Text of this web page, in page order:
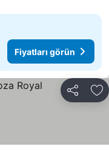
Fiyatları görün
Paylaş